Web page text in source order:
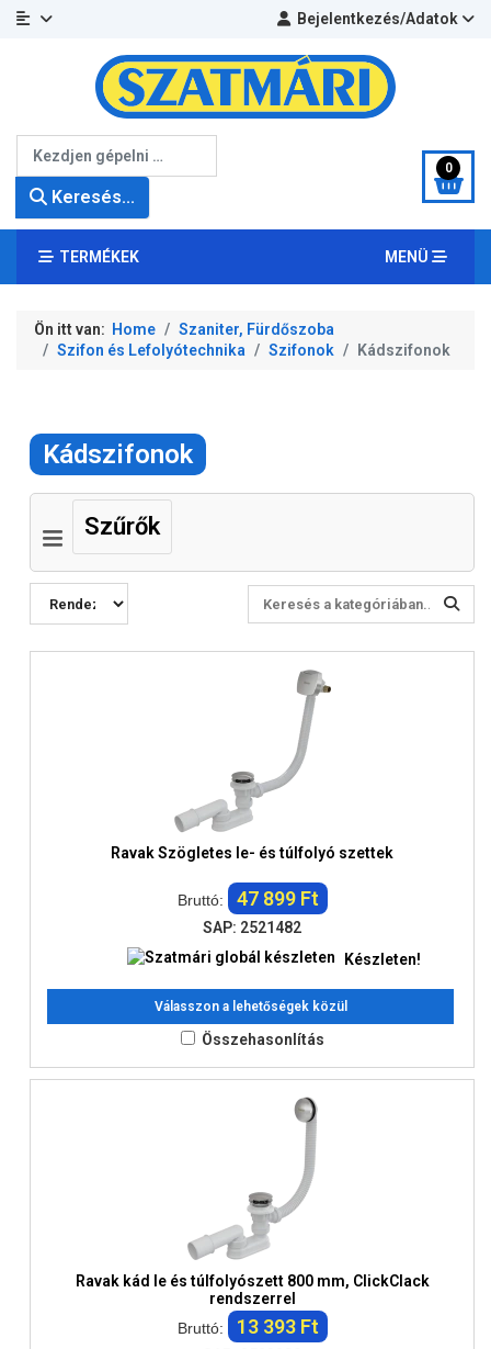
Bejelentkezés/Adatok
Keresés...
0
TERMÉKEK MENÜ
Ön itt van: Home
Szaniter, Fürdőszoba
Szifon és Lefolyótechnika
Szifonok Kádszifonok
Kádszifonok
Szűrők
Ravak Szögletes le- és túlfolyó szettek
Bruttó: 47 899 Ft
SAP: 2521482
Készleten!
Válasszon a lehetőségek közül
Összehasonlítás
Ravak kád le és túlfolyószett 800 mm, ClickClack
rendszerrel
Bruttó:
13 393 Ft